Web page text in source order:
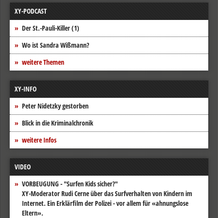
XY-PODCAST
Der St.-Pauli-Killer (1)
Wo ist Sandra Wißmann?
weitere Themen
XY-INFO
Peter Nidetzky gestorben
Blick in die Kriminalchronik
weitere Infos
VIDEO
VORBEUGUNG - "Surfen Kids sicher?"
XY-Moderator Rudi Cerne über das Surfverhalten von Kindern im
Internet. Ein Erklärfilm der Polizei - vor allem für «ahnungslose
Eltern».